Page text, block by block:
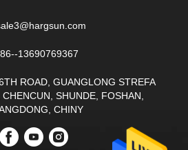
86--13690769367
ROAD, GUANGLONG STREFA
SHUNDE, FOSHAN,
CHINY